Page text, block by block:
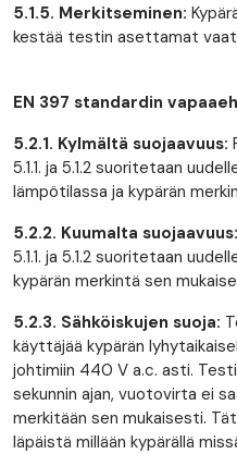
5.1.5. Merkitseminen:
kestää testin asettamat
EN 397 standardin
5.2.1. Kylmältä suojaavuus:
5.1.1. ja 5.1.2 suoritetaan
lämpötilassa ja kypärän
5.2.2. Kuumalta suojaavuus:
5.1.1. ja 5.1.2 suoritetaan
kypärän merkintä sen
5.2.3. Sähköiskujen suoja:
käyttäjää kypärän
johtimiin 440 V a.c. asti.
sekunnin ajan, vuotovirta ei
merkitään sen mukaisesti.
läpäistä millään kypärällä